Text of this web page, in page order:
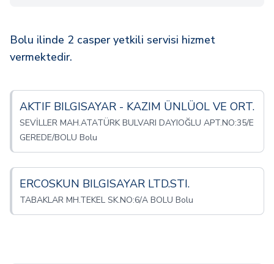
Bolu ilinde 2 casper yetkili servisi hizmet
vermektedir.
AKTIF BILGISAYAR - KAZIM ÜNLÜOL VE ORT.
SEVİLLER MAH.ATATÜRK BULVARI DAYIOĞLU APT.NO:35/E
GEREDE/BOLU Bolu
ERCOSKUN BILGISAYAR LTD.STI.
TABAKLAR MH.TEKEL SK.NO:6/A BOLU Bolu